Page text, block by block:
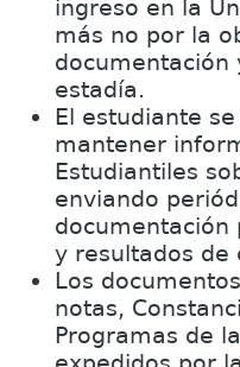
ingreso en la
más no por la
documentación
estadía.
El estudiante
mantener
Estudiantiles
enviando
documentación
y resultados de
Los
notas,
Programas de